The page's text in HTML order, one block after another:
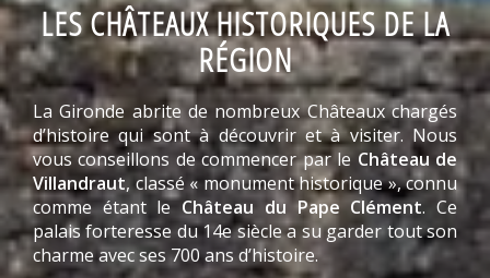
LES CHÂTEAUX HISTORIQUES DE LA
RÉGION
La Gironde abrite de nombreux Châteaux chargés
d’histoire qui sont à découvrir et à visiter. Nous
vous conseillons de commencer par le Château de
Villandraut, classé « monument historique », connu
comme étant leChâteau du Pape Clément. Ce
palais forteresse du 14e siècle a su garder tout son
charme avec ses 700 ans d’histoire.